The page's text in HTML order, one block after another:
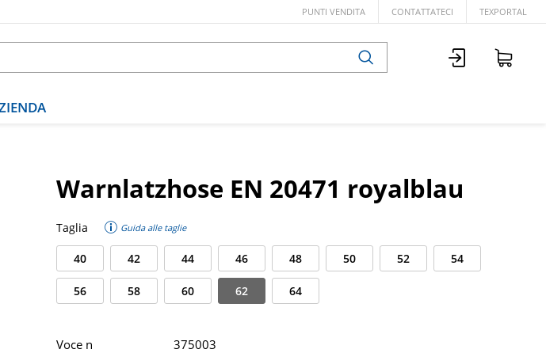
PUNTI VENDITA CONTATTATECI TEXPORTAL
Warnlatzhose EN 20471 royalblau
Taglia Guida alle taglie
40 42 44 46 48 50 52 54
56 58 60 62 64
Voce n 375003